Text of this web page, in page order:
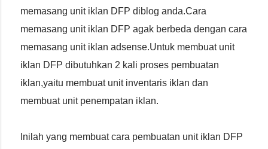
memasang unit iklan DFP diblog anda.Cara
memasang unit iklan DFP agak berbeda dengan cara
memasang unit iklan adsense.Untuk membuat unit
iklan DFP dibutuhkan 2 kali proses pembuatan
iklan,yaitu membuat unit inventaris iklan dan
membuat unit penempatan iklan.
Inilah yang membuat cara pembuatan unit iklan DFP